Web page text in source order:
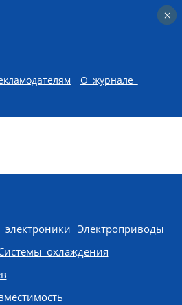
О журнале
Электроприводы
охлаждения
×
×